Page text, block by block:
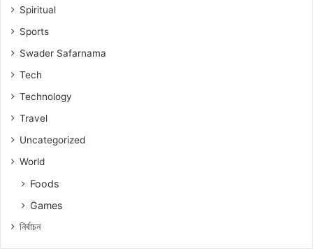
Spiritual
Sports
Swader Safarnama
Tech
Technology
Travel
Uncategorized
World
Foods
Games
নিৰ্বাচন